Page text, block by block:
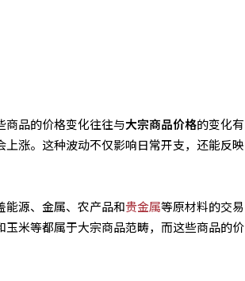
商品的价格变化往往与大宗商品价格的变化有
涨。这种波动不仅影响日常开支，还能反映
能源、金属、农产品和贵金属等原材料的交易
米等都属于大宗商品范畴，而这些商品的价